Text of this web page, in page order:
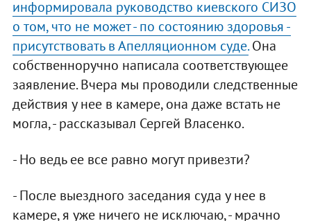
информировала руководство киевского СИЗО
о том, что не может - по состоянию здоровья -
присутствовать в Апелляционном суде.Она
собственноручно написала соответствующее
заявление. Вчера мы проводили следственные
действия у нее в камере, она даже встать не
могла, - рассказывал Сергей Власенко.
- Но ведь ее все равно могут привезти?
- После выездного заседания суда у нее в
камере, я уже ничего не исключаю, - мрачно